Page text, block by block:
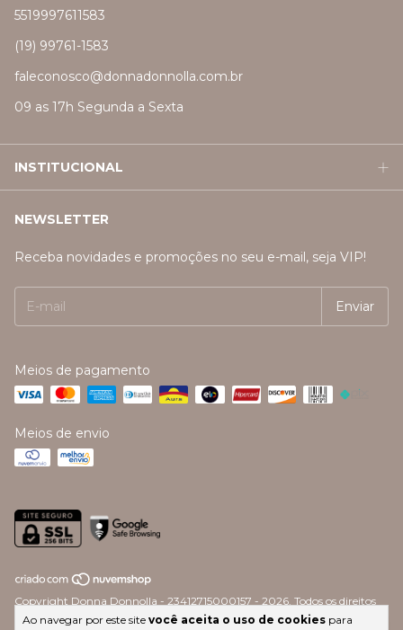
Ao navegar por este site você aceita o uso de cookies para
5519997611583
(19) 99761-1583
faleconosco@donnadonnolla.com.br
09 as 17h Segunda a Sexta
INSTITUCIONAL
NEWSLETTER
Receba novidades e promoções no seu e-mail, seja VIP!
Meios de pagamento
Meios de envio
Copyright Donna Donnolla - 23412715000157 - 2026. Todos os direitos
reservados.